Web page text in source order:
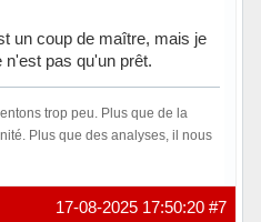
un coup de maître, mais je
pas qu'un prêt.
trop peu. Plus que de la
Plus que des analyses, il nous
#7
17-08-2025 17:50:20